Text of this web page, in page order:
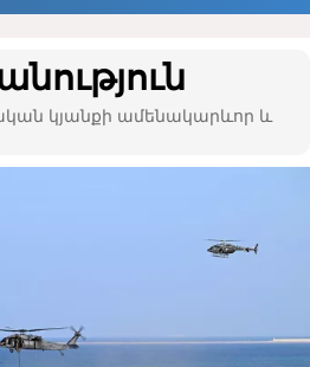
կյանքի ամենակարևոր և